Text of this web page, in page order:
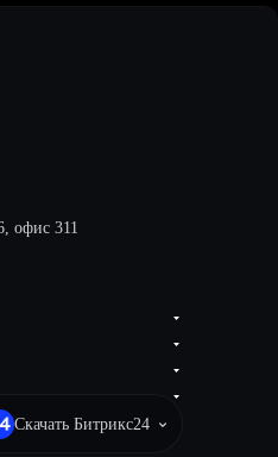
офис 311
Скачать Битрикс24